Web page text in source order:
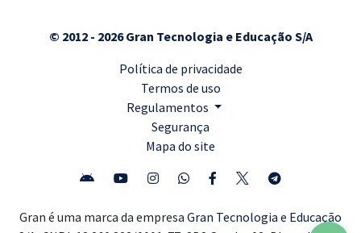
© 2012 - 2026 Gran Tecnologia e Educação S/A
Política de privacidade
Termos de uso
Regulamentos
Segurança
Mapa do site
Gran é uma marca da empresa Gran Tecnologia e Educação